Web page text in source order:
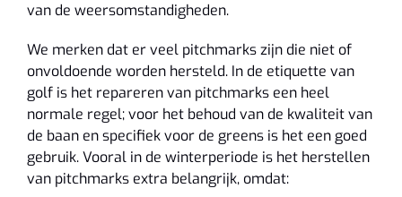
van de weersomstandigheden.
We merken dat er veel pitchmarks zijn die niet of
onvoldoende worden hersteld. In de etiquette van
golf is het repareren van pitchmarks een heel
normale regel; voor het behoud van de kwaliteit van
de baan en specifiek voor de greens is het een goed
gebruik. Vooral in de winterperiode is het herstellen
van pitchmarks extra belangrijk, omdat: